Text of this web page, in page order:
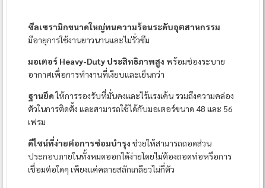
ซีลเซรามิกขนาดใหญ่ทนความร้อนระดับอุตสาหกรรม
มีอายุการใช้งานยาวนานและไม่รั่วซึม
มอเตอร์ Heavy-Duty ประสิทธิภาพสูง พร้อมช่องระบาย
อากาศเพื่อการทำงานที่เงียบและเย็นกว่า
ฐานยึดให้การรองรับที่มั่นคงและไร้แรงเค้น รวมถึงความคล่อง
ตัวในการติดตั้ง และสามารถใช้ได้กับมอเตอร์ขนาด 48 และ 56
เฟรม
ดีไซน์ที่ง่ายต่อการซ่อมบำรุง ช่วยให้สามารถถอดส่วน
ประกอบภายในทั้งหมดออกได้ง่ายโดยไม่ต้องถอดท่อหรือการ
เชื่อมต่อใดๆ เพียงแค่คลายสลักเกลียวไม่กี่ตัว